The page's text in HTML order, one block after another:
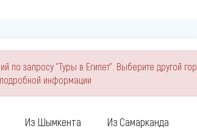
по запросу "Туры в Египет". Выберите другой
подробной информации
Из Шымкента Из Самарканда